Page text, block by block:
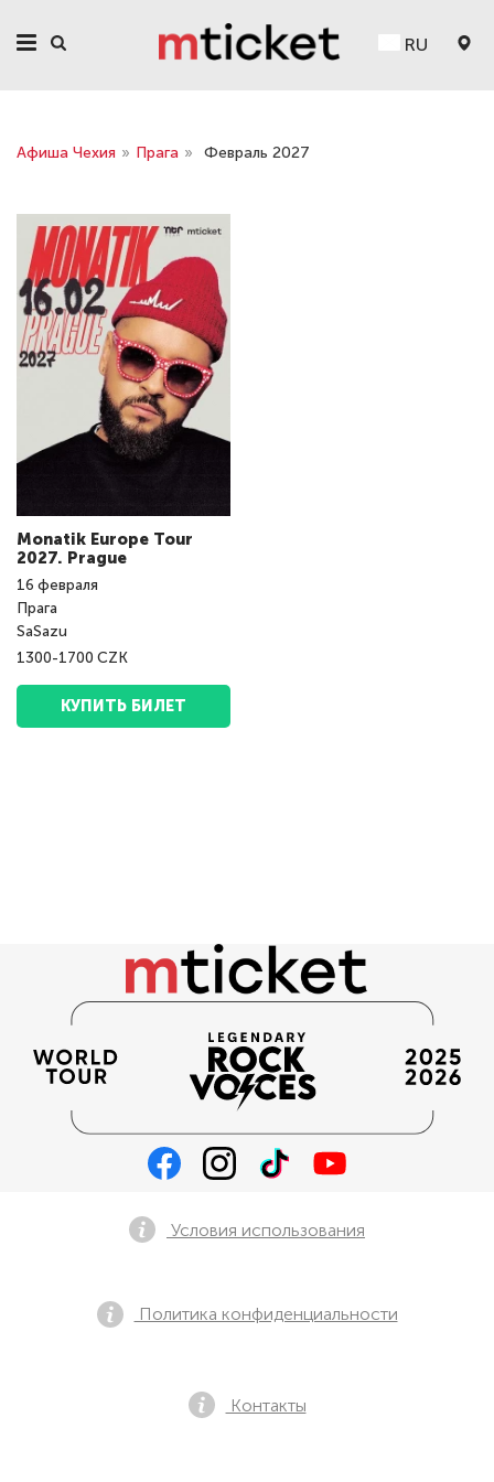
RU
Афиша Чехия » Прага » Февраль 2027
Monatik Europe Tour
2027. Prague
16 февраля
Прага
SaSazu
1300-1700 CZK
КУПИТЬ БИЛЕТ
Условия использования
Политика конфиденциальности
Контакты